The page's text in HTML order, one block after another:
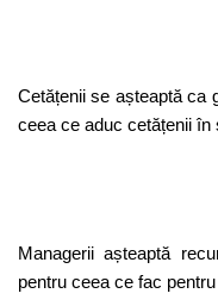
Cetățenii se așteaptă ca
ceea ce aduc cetățenii în
Managerii așteaptă
pentru ceea ce fac pentru